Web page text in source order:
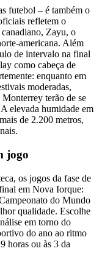
futebol – é também o
refletem o
Zayu, o
americana. Além
de intervalo na final
como cabeça de
enquanto em
moderadas,
terão de se
elevada humidade em
de 2.200 metros,
jogo
os jogos da fase de
em Nova Iorque:
do Mundo
qualidade. Escolhe
em torno do
do ano ao ritmo
horas ou às 3 da